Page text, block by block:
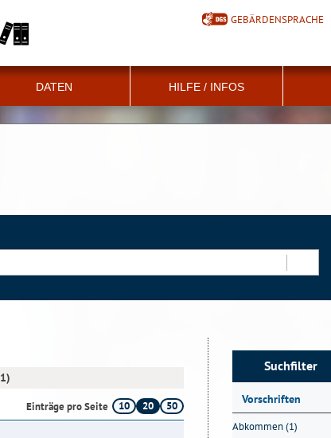
GEBÄRDENSPRACHE
DATEN HILFE / INFOS
Einträge pro Seite 10 20
50
Suchfilter
Vorschriften
Abkommen (1)